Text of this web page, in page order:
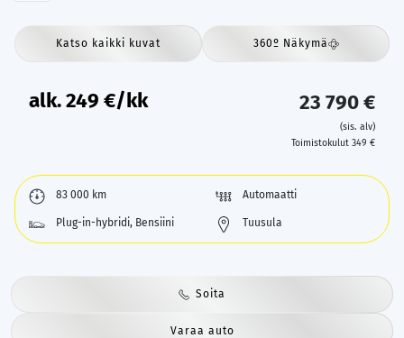
Katso kaikki kuvat 360º Näkymä
alk.249 €/kk 23 790 €
(sis. alv)
Toimistokulut 349 €
83 000 km Automaatti
Plug-in-hybridi, Bensiini Tuusula
Soita
Varaa auto